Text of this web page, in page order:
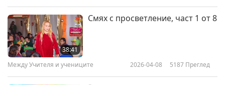
38:41
Смях с просветление, част 1 от 8
Между Учителя и учениците 2026-04-08 5187 Преглед